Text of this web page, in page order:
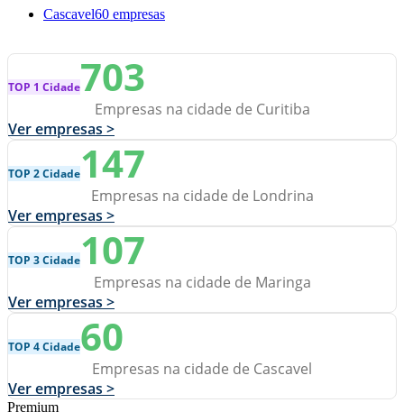
Cascavel60 empresas
TOP 1 Cidade703
Empresas na cidade de Curitiba
Ver empresas >
TOP 2 Cidade147
Empresas na cidade de Londrina
Ver empresas >
TOP 3 Cidade107
Empresas na cidade de Maringa
Ver empresas >
TOP 4 Cidade60
Empresas na cidade de Cascavel
Ver empresas >
Premium